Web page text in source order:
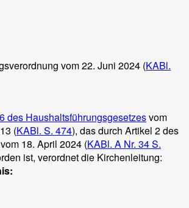
vom 22. Juni 2024 (KABl.
des Haushaltsführungsgesetzesvom
(KABl. S. 474), das durch Artikel 2 des
18. April 2024 (KABl. A Nr. 34 S.
ist, verordnet die Kirchenleitung: